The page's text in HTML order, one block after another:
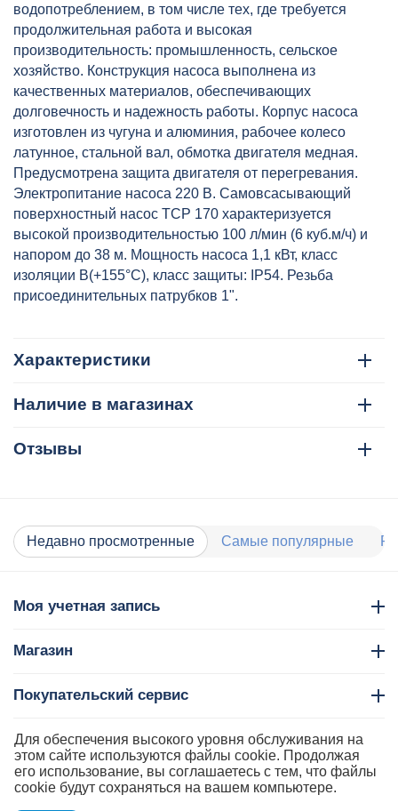
водопотреблением, в том числе тех, где требуется
продолжительная работа и высокая
производительность: промышленность, сельское
хозяйство. Конструкция насоса выполнена из
качественных материалов, обеспечивающих
долговечность и надежность работы. Корпус насоса
изготовлен из чугуна и алюминия, рабочее колесо
латунное, стальной вал, обмотка двигателя медная.
Предусмотрена защита двигателя от перегревания.
Электропитание насоса 220 В. Самовсасывающий
поверхностный насос TCP 170 характеризуется
высокой производительностью 100 л/мин (6 куб.м/ч) и
напором до 38 м. Мощность насоса 1,1 кВт, класс
изоляции B(+155°C), класс защиты: IP54. Резьба
присоединительных патрубков 1".
Характеристики
Наличие в магазинах
Отзывы
Недавно просмотренные Самые популярные
Моя учетная запись
Магазин
Покупательский сервис
Контакты
Для обеспечения высокого уровня обслуживания на
этом сайте используются файлы cookie. Продолжая
его использование, вы соглашаетесь с тем, что файлы
cookie будут сохраняться на вашем компьютере.